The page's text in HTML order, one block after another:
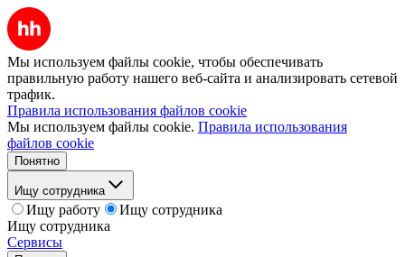
Мы используем файлы cookie, чтобы обеспечивать
правильную работу нашего веб-сайта и анализировать сетевой
трафик.
Правила использования файлов cookie
Мы используем файлы cookie. Правила использования
файлов cookie
Понятно
Ищу сотрудника
Ищу работу
Ищу сотрудника
Ищу сотрудника
Сервисы